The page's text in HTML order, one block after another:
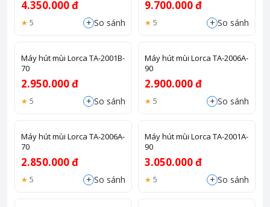
4.350.000 đ
5 + So sánh
9.700.000 đ
5 + So sánh
Máy hút mùi Lorca TA-2001B-
70
2.950.000 đ
5 + So sánh
Máy hút mùi Lorca TA-2006A-
90
2.900.000 đ
5 + So sánh
Máy hút mùi Lorca TA-2006A-
70
2.850.000 đ
5 + So sánh
Máy hút mùi Lorca TA-2001A-
90
3.050.000 đ
5 + So sánh